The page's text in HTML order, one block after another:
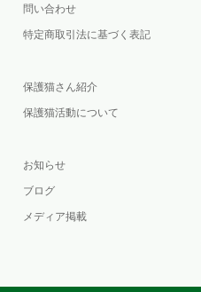
問い合わせ
特定商取引法に基づく表記
保護猫さん紹介
保護猫活動について
お知らせ
ブログ
メディア掲載